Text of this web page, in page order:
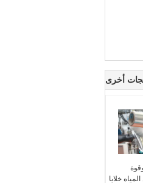
أخرى
خلايا